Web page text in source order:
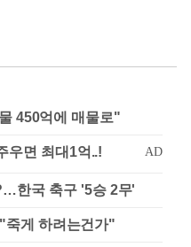
450억에 매물로"
한국 축구 '5승 2무'
게 하려는건가"